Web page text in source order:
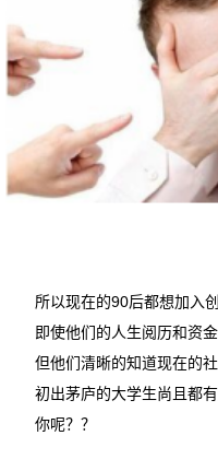
所以现在的90后都想加入
即使他们的人生阅历和资
但他们清晰的知道现在的
初出茅庐的大学生尚且都
你呢？？